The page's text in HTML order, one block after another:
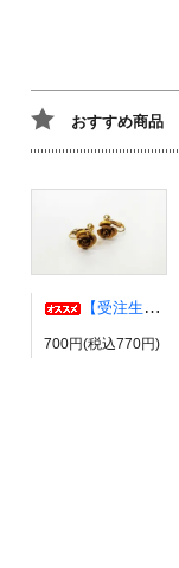
おすすめ商品
【受注生産】伊弉冉一二三イヤリング・ピアス ヒプノシスマイク風 ひふみ ヒプマイ
700円(税込770円)